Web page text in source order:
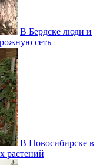
В Бердске люди и
сеть
В Новосибирске в
растений